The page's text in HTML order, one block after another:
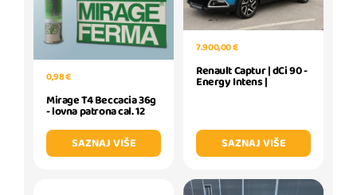
0,98 €
Mirage T4 Beccacia 36g
- lovna patrona cal. 12
SAZNAJ VIŠE
7.900,00 €
Renault Captur | dCi 90 -
Energy Intens |
SAZNAJ VIŠE